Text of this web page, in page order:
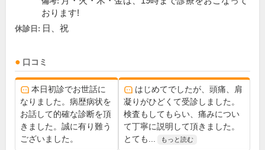
おります!
休診日: 日、祝
口コミ
本日初診でお世話に
なりました。病歴病状を
お話して的確な診断を頂
きました。誠に有り難う
ございました。
はじめてでしたが、頭痛、肩
凝りがひどくて受診しました。
検査もしてもらい、痛みについ
て丁寧に説明して頂きました。
とても...
もっと読む